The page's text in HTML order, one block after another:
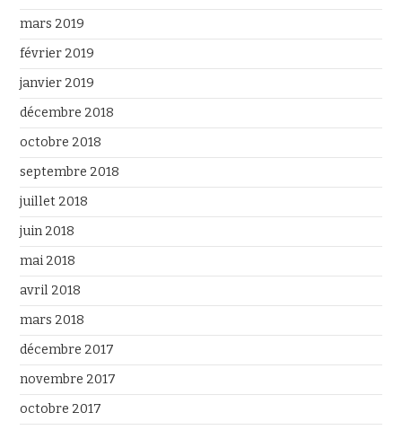
mars 2019
février 2019
janvier 2019
décembre 2018
octobre 2018
septembre 2018
juillet 2018
juin 2018
mai 2018
avril 2018
mars 2018
décembre 2017
novembre 2017
octobre 2017